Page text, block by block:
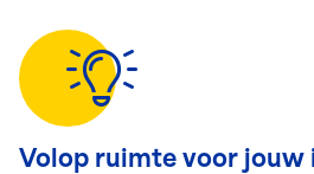
Volop ruimte voor jouw